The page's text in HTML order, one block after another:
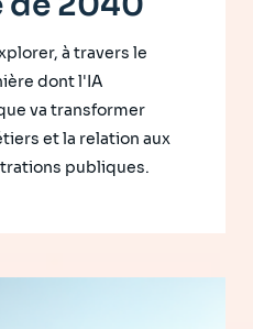
à travers le
dont l'IA
va transformer
et la relation aux
publiques.